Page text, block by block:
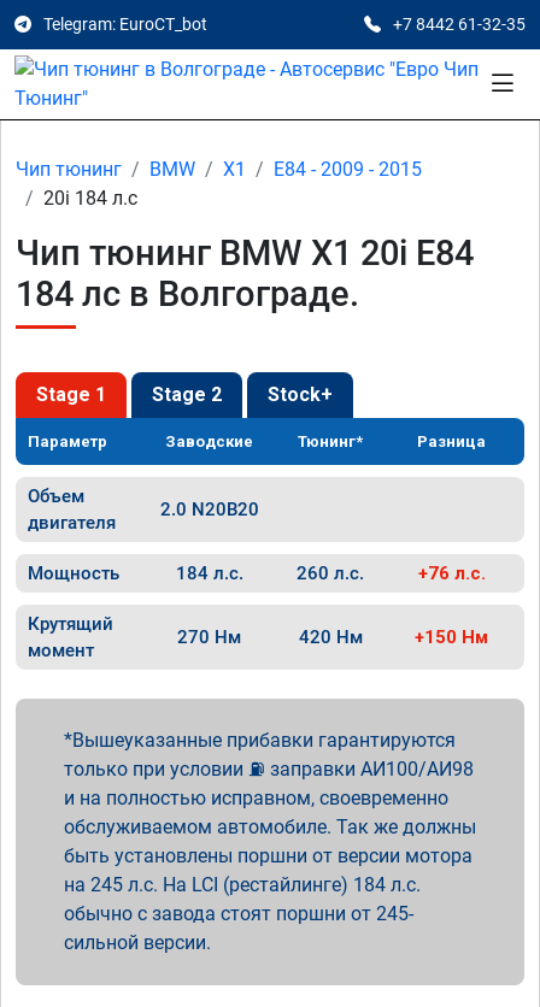
Telegram: EuroCT_bot +7 8442 61-32-35
Чип тюнинг BMW X1
E84 - 2009 - 2015
20i 184 л.с
Чип тюнинг BMW X1 20i E84
184 лс в Волгограде.
Stage 1 Stage 2 Stock+
Параметр Заводские Тюнинг* Разница
Объем
двигателя
2.0 N20B20
Мощность 184 л.с. 260 л.с. +76 л.с.
Крутящий
момент
270 Нм 420 Нм +150 Нм
Вышеуказанные прибавки гарантируются
только при условии ⛽ заправки АИ100/АИ98
и на полностью исправном, своевременно
обслуживаемом автомобиле. Так же должны
быть установлены поршни от версии мотора
на 245 л.с. На LCI (рестайлинге) 184 л.с.
обычно с завода стоят поршни от 245-
сильной версии.